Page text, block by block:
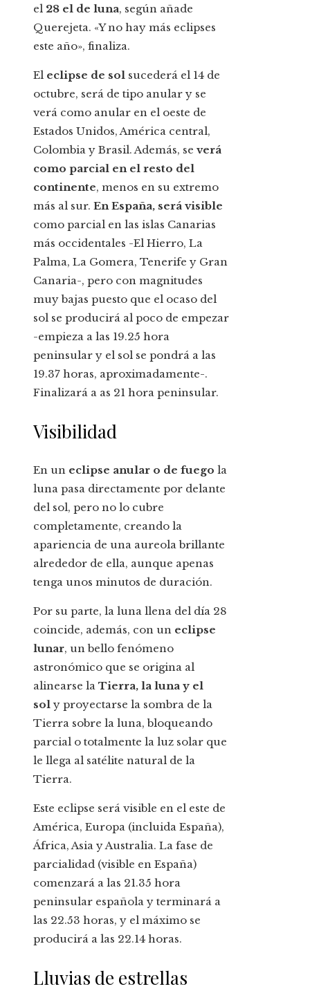
el 28 el de luna, según añade
Querejeta. «Y no hay más eclipses
este año», finaliza.
El eclipse de sol sucederá el 14 de
octubre, será de tipo anular y se
verá como anular en el oeste de
Estados Unidos, América central,
Colombia y Brasil. Además, se verá
como parcial en el resto del
continente, menos en su extremo
más al sur. En España, será visible
como parcial en las islas Canarias
más occidentales -El Hierro, La
Palma, La Gomera, Tenerife y Gran
Canaria-, pero con magnitudes
muy bajas puesto que el ocaso del
sol se producirá al poco de empezar
-empieza a las 19.25 hora
peninsular y el sol se pondrá a las
19.37 horas, aproximadamente-.
Finalizará a as 21 hora peninsular.
Visibilidad
En un eclipse anular o de fuego la
luna pasa directamente por delante
del sol, pero no lo cubre
completamente, creando la
apariencia de una aureola brillante
alrededor de ella, aunque apenas
tenga unos minutos de duración.
Por su parte, la luna llena del día 28
coincide, además, con un eclipse
lunar, un bello fenómeno
astronómico que se origina al
alinearse la Tierra, la luna y el
sol y proyectarse la sombra de la
Tierra sobre la luna, bloqueando
parcial o totalmente la luz solar que
le llega al satélite natural de la
Tierra.
Este eclipse será visible en el este de
América, Europa (incluida España),
África, Asia y Australia. La fase de
parcialidad (visible en España)
comenzará a las 21.35 hora
peninsular española y terminará a
las 22.53 horas, y el máximo se
producirá a las 22.14 horas.
Lluvias de estrellas